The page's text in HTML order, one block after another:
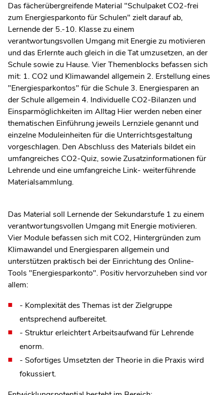
Das fächerübergreifende Material "Schulpaket CO2-frei
zum Energiesparkonto für Schulen" zielt darauf ab,
Lernende der 5.-10. Klasse zu einem
verantwortungsvollen Umgang mit Energie zu motivieren
und das Erlernte auch gleich in die Tat umzusetzen, an der
Schule sowie zu Hause. Vier Themenblocks befassen sich
mit: 1. CO2 und Klimawandel allgemein 2. Erstellung eines
"Energiesparkontos" für die Schule 3. Energiesparen an
der Schule allgemein 4. Individuelle CO2-Bilanzen und
Einsparmöglichkeiten im Alltag Hier werden neben einer
thematischen Einführung jeweils Lernziele genannt und
einzelne Moduleinheiten für die Unterrichtsgestaltung
vorgeschlagen. Den Abschluss des Materials bildet ein
umfangreiches CO2-Quiz, sowie Zusatzinformationen für
Lehrende und eine umfangreiche Link- weiterführende
Materialsammlung.
Das Material soll Lernende der Sekundarstufe 1 zu einem
verantwortungsvollen Umgang mit Energie motivieren.
Vier Module befassen sich mit CO2, Hintergründen zum
Klimawandel und Energiesparen allgemein und
unterstützen praktisch bei der Einrichtung des Online-
Tools "Energiesparkonto". Positiv hervorzuheben sind vor
allem:
- Komplexität des Themas ist der Zielgruppe
entsprechend aufbereitet.
- Struktur erleichtert Arbeitsaufwand für Lehrende
enorm.
- Sofortiges Umsetzten der Theorie in die Praxis wird
fokussiert.